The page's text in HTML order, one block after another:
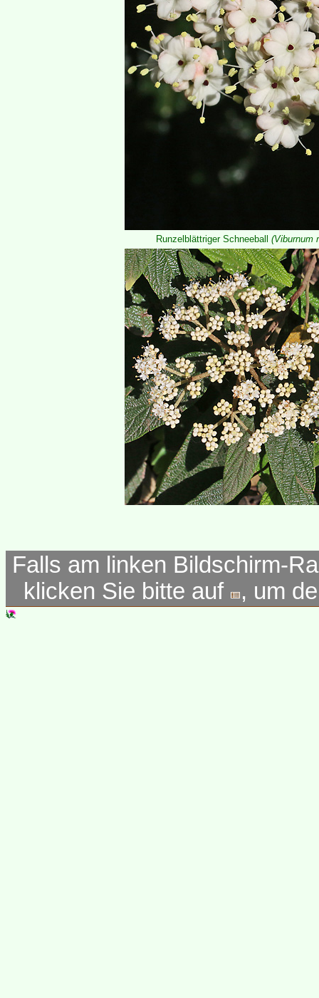
Runzelblättriger Schneeball (Viburnum
Falls am linken Bildschirm-
klicken Sie bitte auf
, um